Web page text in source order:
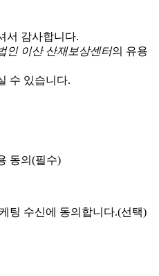
서 감사합니다.
인 이산 산재보상센터의 유용
수 있습니다.
동의(필수)
팅 수신에 동의합니다.(선택)